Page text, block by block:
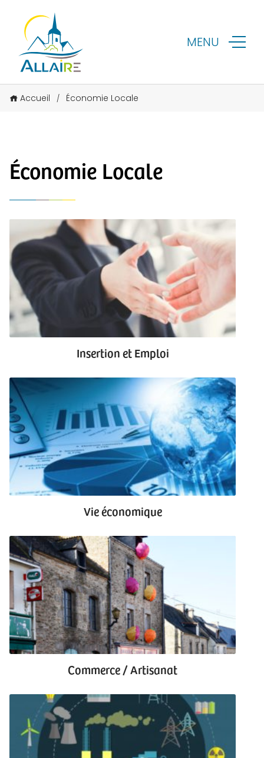
MENU
Accueil / Économie Locale
Économie Locale
Insertion et Emploi
Vie économique
Commerce / Artisanat